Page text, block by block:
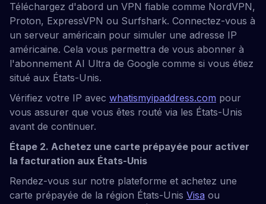
Téléchargez d'abord un VPN fiable comme NordVPN,
Proton, ExpressVPN ou Surfshark. Connectez-vous à
un serveur américain pour simuler une adresse IP
américaine. Cela vous permettra de vous abonner à
l'abonnement AI Ultra de Google comme si vous étiez
situé aux États-Unis.
Vérifiez votre IP avec whatismyipaddress.com pour
vous assurer que vous êtes routé via les États-Unis
avant de continuer.
Étape 2. Achetez une carte prépayée pour activer
la facturation aux États-Unis
Rendez-vous sur notre plateforme et achetez une
carte prépayée de la région États-Unis Visa ou